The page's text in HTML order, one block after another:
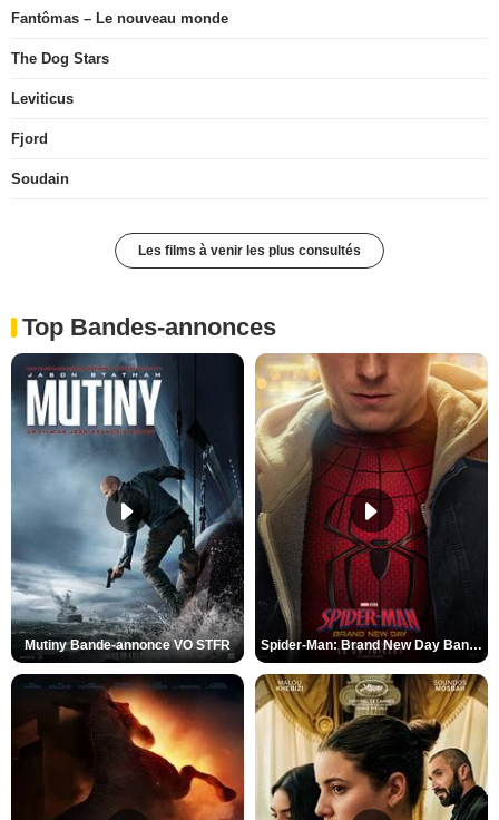
Fantômas – Le nouveau monde
The Dog Stars
Leviticus
Fjord
Soudain
Les films à venir les plus consultés
Top Bandes-annonces
Mutiny Bande-annonce VO STFR Spider-Man: Brand New Day Bande-annonce VO STFR